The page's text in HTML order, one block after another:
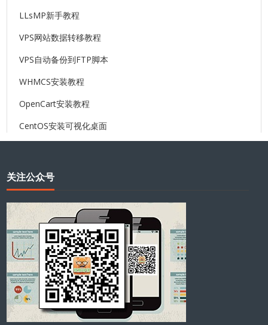
LLsMP新手教程
VPS网站数据转移教程
VPS自动备份到FTP脚本
WHMCS安装教程
OpenCart安装教程
CentOS安装可视化桌面
关注公众号